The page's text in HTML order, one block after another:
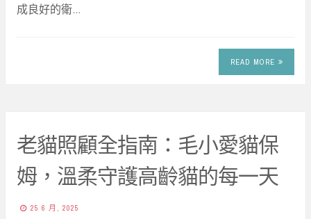
成良好的衛…
READ MORE
老貓照顧全指南：毛小愛貓保
姆，溫柔守護高齡貓的每一天
25 6 月, 2025